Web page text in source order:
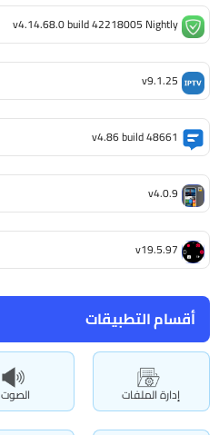
أقسام التطبيقات
إدارة الملفات الصوت
v4.14.68.0 build 42218005 Nightly
v9.1.25
v4.86 build 48661
v4.0.9
v19.5.97